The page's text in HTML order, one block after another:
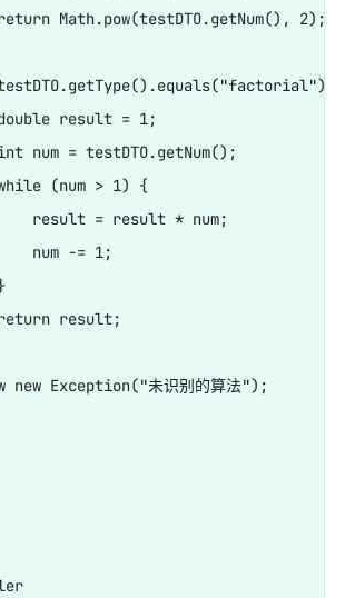
2);
result = 1;
testDTO.getNum();
> 1) {
result * num;
-= 1;
result;
Exception("未识别的算法");